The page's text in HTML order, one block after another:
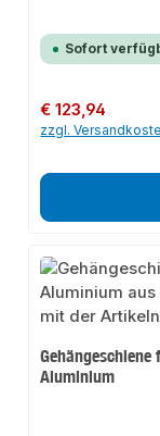
Sofort
Regulärer Preis:
€ 123,94
zzgl.
Aluminium